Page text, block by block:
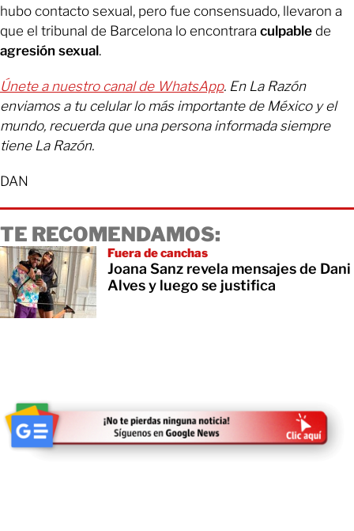
hubo contacto sexual, pero fue consensuado, llevaron a
que el tribunal de Barcelona lo encontrara culpable de
agresión sexual.
Únete a nuestro canal de WhatsApp. En La Razón
enviamos a tu celular lo más importante de México y el
mundo, recuerda que una persona informada siempre
tiene La Razón.
DAN
TE RECOMENDAMOS:
Fuera de canchas
Joana Sanz revela mensajes de Dani
Alves y luego se justifica